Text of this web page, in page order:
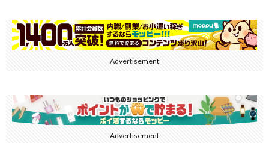
Advertisement
Advertisement